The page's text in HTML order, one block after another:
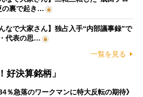
の裏で起き…
なで大家さん】独占入手“内部議事録”で
代表の思…
一覧を見る
好決算銘柄」
％急落のワークマンに特大反転の期待》